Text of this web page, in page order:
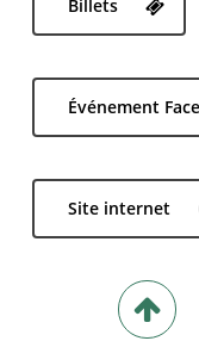
Billets
Événement
Site internet